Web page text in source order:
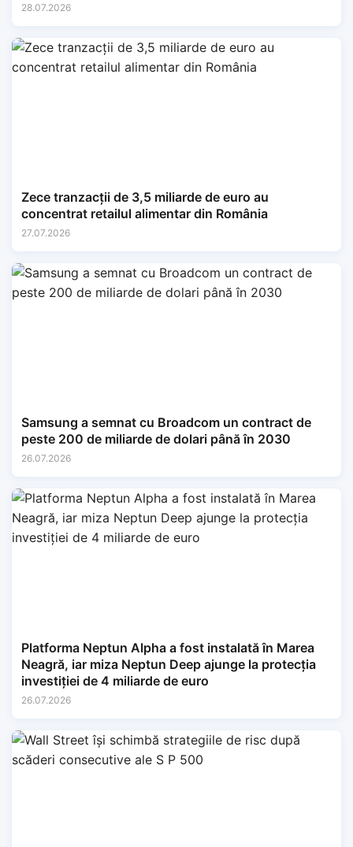
28.07.2026
Zece tranzacții de 3,5 miliarde de euro au
concentrat retailul alimentar din România
27.07.2026
Samsung a semnat cu Broadcom un contract de
peste 200 de miliarde de dolari până în 2030
26.07.2026
Platforma Neptun Alpha a fost instalată în Marea
Neagră, iar miza Neptun Deep ajunge la protecția
investiției de 4 miliarde de euro
26.07.2026